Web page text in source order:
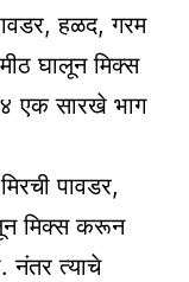
हळद, गरम
घालून मिक्स
एक सारखे भाग
पावडर,
मिक्स करून
नंतर त्याचे